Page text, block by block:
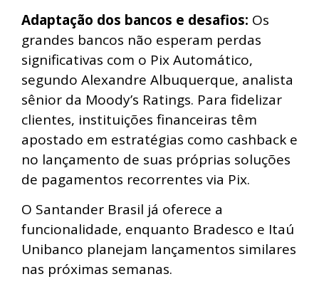
Adaptação dos bancos e desafios: Os
grandes bancos não esperam perdas
significativas com o Pix Automático,
segundo Alexandre Albuquerque, analista
sênior da Moody’s Ratings. Para fidelizar
clientes, instituições financeiras têm
apostado em estratégias como cashback e
no lançamento de suas próprias soluções
de pagamentos recorrentes via Pix.
O Santander Brasil já oferece a
funcionalidade, enquanto Bradesco e Itaú
Unibanco planejam lançamentos similares
nas próximas semanas.